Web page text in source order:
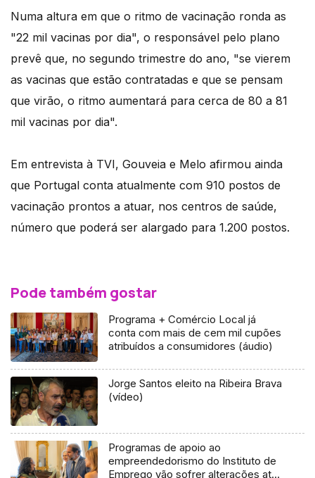
Numa altura em que o ritmo de vacinação ronda as
"22 mil vacinas por dia", o responsável pelo plano
prevê que, no segundo trimestre do ano, "se vierem
as vacinas que estão contratadas e que se pensam
que virão, o ritmo aumentará para cerca de 80 a 81
mil vacinas por dia".
Em entrevista à TVI, Gouveia e Melo afirmou ainda
que Portugal conta atualmente com 910 postos de
vacinação prontos a atuar, nos centros de saúde,
número que poderá ser alargado para 1.200 postos.
Pode também gostar
Programa + Comércio Local já
conta com mais de cem mil cupões
atribuídos a consumidores (áudio)
Jorge Santos eleito na Ribeira Brava
(vídeo)
Programas de apoio ao
empreendedorismo do Instituto de
Emprego vão sofrer alterações até